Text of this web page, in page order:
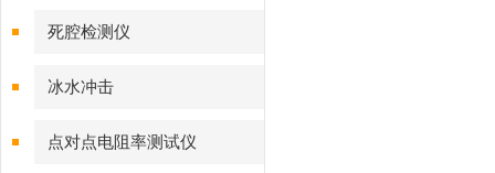
死腔检测仪
冰水冲击
点对点电阻率测试仪